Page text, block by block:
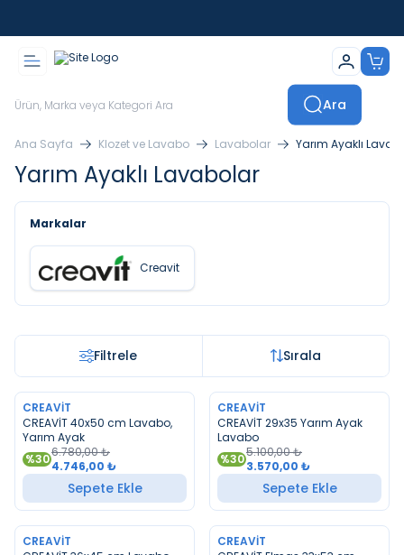
Ara
Ana Sayfa Klozet ve Lavabo Lavabolar Yarım Ayaklı
Yarım Ayaklı Lavabolar
Markalar
Creavit
Filtrele Sırala
YENI
CREAVIT
CREAVİT 40x50 cm Lavabo,
Yarım Ayak
%306.780,00₺
4.746,00 ₺
Sepete Ekle
YENI
CREAVIT
CREAVİT 29x35 Yarım Ayak
Lavabo
%305.100,00₺
3.570,00 ₺
Sepete Ekle
YENI
CREAVIT
YENI
CREAVIT